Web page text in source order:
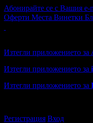
Абонирайте се с Вашия e-
Оферти Места Винетки
Изтегли приложението за
Изтегли приложението за
Изтегли приложението за
Регистрация Вход